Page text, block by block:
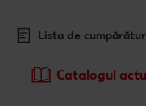
Catalogul
Lista de